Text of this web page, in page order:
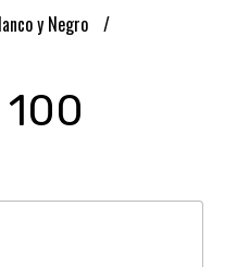
y Negro
100